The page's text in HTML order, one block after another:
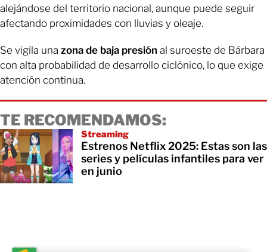
alejándose del territorio nacional, aunque puede seguir
afectando proximidades con lluvias y oleaje.
Se vigila una zona de baja presión al suroeste de Bárbara
con alta probabilidad de desarrollo ciclónico, lo que exige
atención continua.
TE RECOMENDAMOS:
Streaming
Estrenos Netflix 2025: Estas son las
series y películas infantiles para ver
en junio